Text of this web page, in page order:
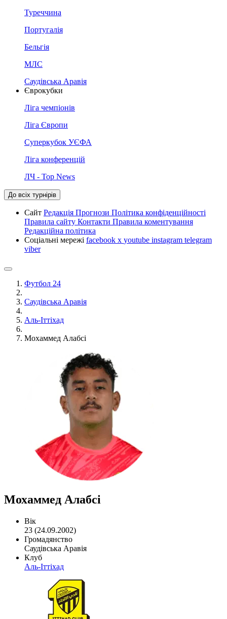
Туреччина
Португалія
Бельгія
МЛС
Саудівська Аравія
Єврокубки
Ліга чемпіонів
Ліга Європи
Суперкубок УЄФА
Ліга конференцій
ЛЧ - Top News
До всіх турнірів
Сайт Редакція Прогнози Політика конфіденційності
Правила сайту Контакти Правила коментування
Редакційна політика
Соціальні мережі facebook x youtube instagram telegram
viber
Футбол 24
Саудівська Аравія
Аль-Іттіхад
Мохаммед Алабсі
Мохаммед Алабсі
Вік
23 (24.09.2002)
Громадянство
Саудівська Аравія
Клуб
Аль-Іттіхад